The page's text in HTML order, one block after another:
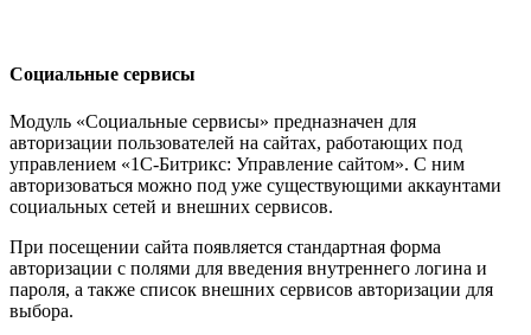
Социальные сервисы
Модуль «Социальные сервисы» предназначен для
авторизации пользователей на сайтах, работающих под
управлением «1С-Битрикс: Управление сайтом». С ним
авторизоваться можно под уже существующими аккаунтами
социальных сетей и внешних сервисов.
При посещении сайта появляется стандартная форма
авторизации с полями для введения внутреннего логина и
пароля, а также список внешних сервисов авторизации для
выбора.